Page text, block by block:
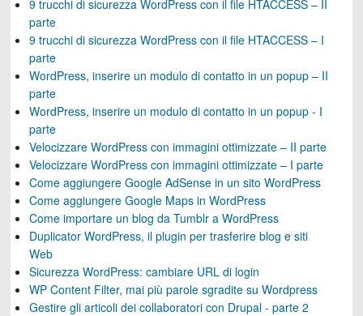
9 trucchi di sicurezza WordPress con il file HTACCESS – II
parte
9 trucchi di sicurezza WordPress con il file HTACCESS – I
parte
WordPress, inserire un modulo di contatto in un popup – II
parte
WordPress, inserire un modulo di contatto in un popup - I
parte
Velocizzare WordPress con immagini ottimizzate – II parte
Velocizzare WordPress con immagini ottimizzate – I parte
Come aggiungere Google AdSense in un sito WordPress
Come aggiungere Google Maps in WordPress
Come importare un blog da Tumblr a WordPress
Duplicator WordPress, il plugin per trasferire blog e siti
Web
Sicurezza WordPress: cambiare URL di login
WP Content Filter, mai più parole sgradite su Wordpress
Gestire gli articoli dei collaboratori con Drupal - parte 2